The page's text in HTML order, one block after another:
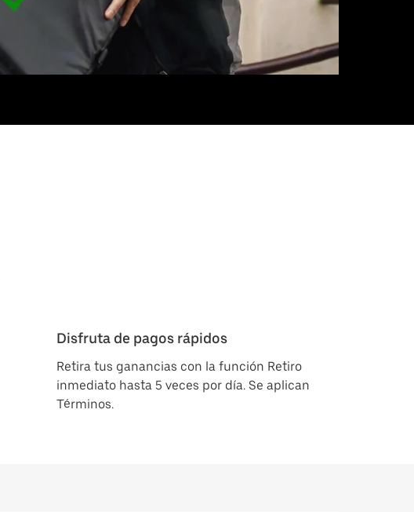
Disfruta de pagos rápidos
Retira tus ganancias con la función Retiro
inmediato hasta 5 veces por día. Se aplican
Términos.